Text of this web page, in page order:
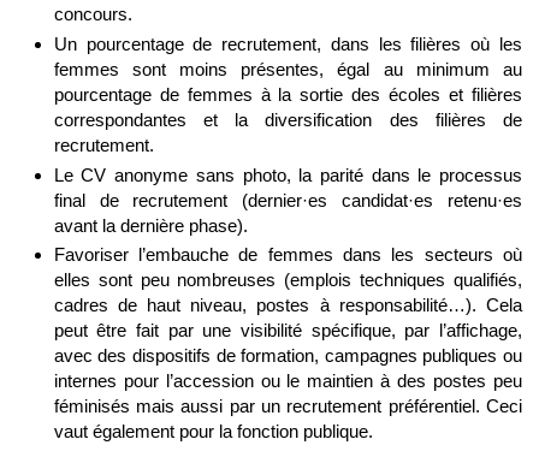
concours.
Un pourcentage de recrutement, dans les filières où les
femmes sont moins présentes, égal au minimum au
pourcentage de femmes à la sortie des écoles et filières
correspondantes et la diversification des filières de
recrutement.
Le CV anonyme sans photo, la parité dans le processus
final de recrutement (dernier·es candidat·es retenu·es
avant la dernière phase).
Favoriser l’embauche de femmes dans les secteurs où
elles sont peu nombreuses (emplois techniques qualifiés,
cadres de haut niveau, postes à responsabilité…). Cela
peut être fait par une visibilité spécifique, par l’affichage,
avec des dispositifs de formation, campagnes publiques ou
internes pour l’accession ou le maintien à des postes peu
féminisés mais aussi par un recrutement préférentiel. Ceci
vaut également pour la fonction publique.